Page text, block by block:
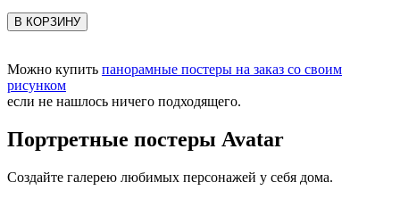
В КОРЗИНУ
Можно купить панорамные постеры на заказ со своим
рисунком
если не нашлось ничего подходящего.
Портретные постеры Avatar
Создайте галерею любимых персонажей у себя дома.